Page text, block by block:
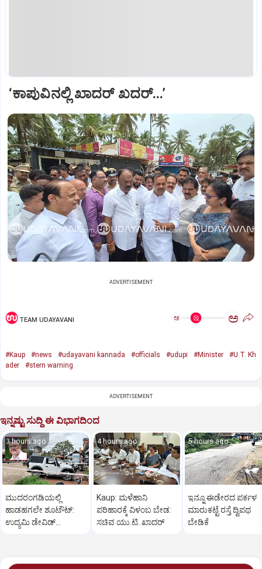
‘ಕಾಪುವಿನಲ್ಲಿ‌ ಖಾದರ್ ಖದರ್...’
ADVERTISEMENT
TEAM UDAYAVANI ಅ ಅ
#Kaup #news #udayavani kannada #officials #udupi #Minister
#U.T. Kh
ader
#stern warning
ADVERTISEMENT
ಇನ್ನಷ್ಟು ಸುದ್ದಿ ಈ ವಿಭಾಗದಿಂದ
3 hours ago
ಮುದರಂಗಡಿಯಲ್ಲಿ
ಹಾಡಹಗಲೇ ಶೂಟೌಟ್:‌
ಉದ್ಯಮಿ ಡೇವಿಡ್‌
4 hours ago
Kaup: ಮಳೆಹಾನಿ
ಪರಿಹಾರಕ್ಕೆ ವಿಳಂಬ ಬೇಡ:
ಸಚಿವ ಯು.ಟಿ. ಖಾದರ್
5 hours ago
ಇನ್ನೂ ಈಡೇರದ ಪರ್ಕಳ
ಮಾರುಕಟ್ಟೆ ರಸ್ತೆ ದ್ವಿಪಥ
ಬೇಡಿಕೆ